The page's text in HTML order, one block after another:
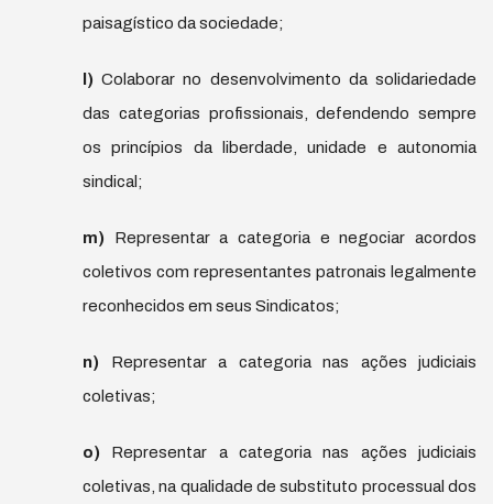
paisagístico da sociedade;
l) Colaborar no desenvolvimento da solidariedade
das categorias profissionais, defendendo sempre
os princípios da liberdade, unidade e autonomia
sindical;
m) Representar a categoria e negociar acordos
coletivos com representantes patronais legalmente
reconhecidos em seus Sindicatos;
n) Representar a categoria nas ações judiciais
coletivas;
o) Representar a categoria nas ações judiciais
coletivas, na qualidade de substituto processual dos